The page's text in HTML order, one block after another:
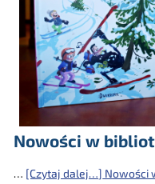
Nowości w
… [Czytaj dalej…] Nowości